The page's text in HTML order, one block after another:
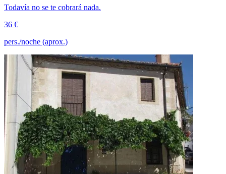
Todavía no se te cobrará nada.
36 €
pers./noche (aprox.)